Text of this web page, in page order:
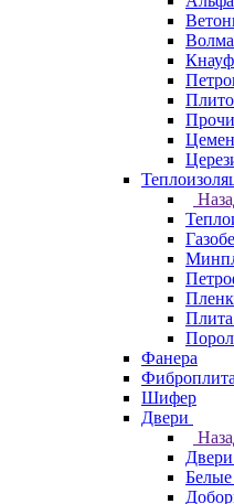
Волма
Кнауф
Фанера
Фиброплита
Шифер
Двери
Двери